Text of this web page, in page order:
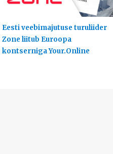
Eesti veebimajutuse turuliider
Zone liitub Euroopa
kontserniga Your.Online